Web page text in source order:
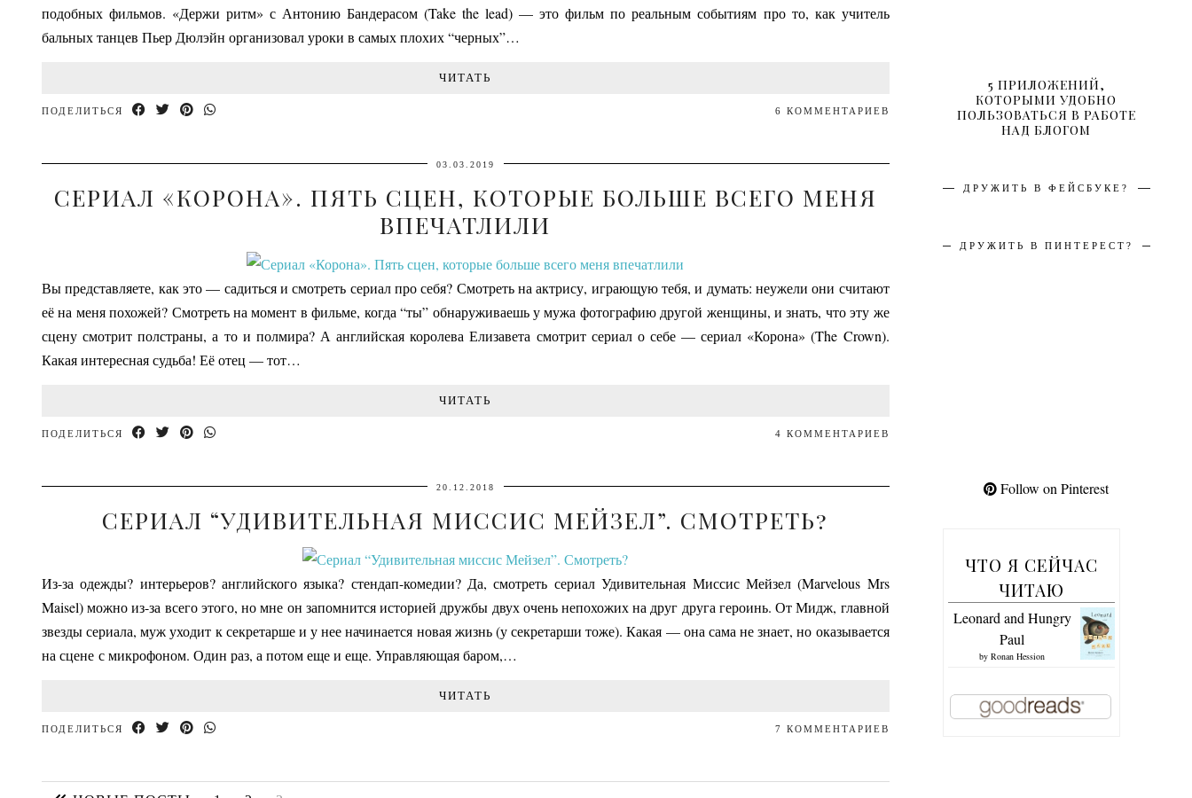
подобных фильмов. «Держи ритм» с Антонию Бандерасом (Take the lead) — это фильм по реальным событиям про то, как учитель
бальных танцев Пьер Дюлэйн организовал уроки в самых плохих “черных”…
ЧИТАТЬ
ПОДЕЛИТЬСЯ 6 КОММЕНТАРИЕВ
03.03.2019
СЕРИАЛ «КОРОНА». ПЯТЬ СЦЕН, КОТОРЫЕ БОЛЬШЕ ВСЕГО МЕНЯ
ВПЕЧАТЛИЛИ
Вы представляете, как это — садиться и смотреть сериал про себя? Смотреть на актрису, играющую тебя, и думать: неужели они считают
её на меня похожей? Смотреть на момент в фильме, когда “ты” обнаруживаешь у мужа фотографию другой женщины, и знать, что эту же
сцену смотрит полстраны, а то и полмира? А английская королева Елизавета смотрит сериал о себе — сериал «Корона» (The Crown).
Какая интересная судьба! Её отец — тот…
ЧИТАТЬ
ПОДЕЛИТЬСЯ 4 КОММЕНТАРИЕВ
20.12.2018
СЕРИАЛ “УДИВИТЕЛЬНАЯ МИССИС МЕЙЗЕЛ”. СМОТРЕТЬ?
Из-за одежды? интерьеров? английского языка? стендап-комедии? Да, смотреть сериал Удивительная Миссис Мейзел (Marvelous Mrs
Maisel) можно из-за всего этого, но мне он запомнится историей дружбы двух очень непохожих на друг друга героинь. От Мидж, главной
звезды сериала, муж уходит к секретарше и у нее начинается новая жизнь (у секретарши тоже). Какая — она сама не знает, но оказывается
на сцене с микрофоном. Один раз, а потом еще и еще. Управляющая баром,…
ЧИТАТЬ
ПОДЕЛИТЬСЯ 7 КОММЕНТАРИЕВ
5 ПРИЛОЖЕНИЙ,
КОТОРЫМИ УДОБНО
ПОЛЬЗОВАТЬСЯ В РАБОТЕ
НАД БЛОГОМ
ДРУЖИТЬ В ФЕЙСБУКЕ?
ДРУЖИТЬ В ПИНТЕРЕСТ?
Follow on Pinterest
ЧТО Я СЕЙЧАС
ЧИТАЮ
Leonard and Hungry
Paul
byRonan Hession